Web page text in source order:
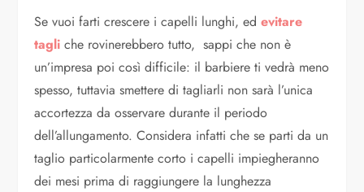
Se vuoi farti crescere i capelli lunghi, edevitare
tagli che rovinerebbero tutto, sappi che non è
un’impresa poi così difficile: il barbiere ti vedrà meno
spesso, tuttavia smettere di tagliarli non sarà l’unica
accortezza da osservare durante il periodo
dell’allungamento. Considera infatti che se parti da un
taglio particolarmente corto i capelli impiegheranno
dei mesi prima di raggiungere la lunghezza